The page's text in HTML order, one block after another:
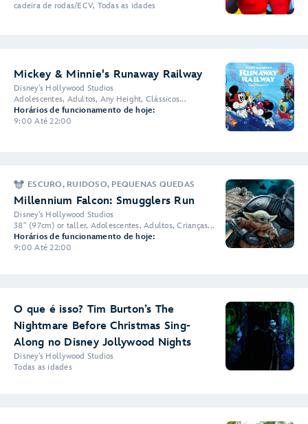
cadeira de rodas/ECV, Todas as idades
Mickey & Minnie's Runaway Railway
Disney's Hollywood Studios
Adolescentes, Adultos, Any Height, Clássicos...
Horários de funcionamento de hoje:
9:00 Até 22:00
ESCURO, RUIDOSO, PEQUENAS QUEDAS
Millennium Falcon: Smugglers Run
Disney's Hollywood Studios
38" (97cm) or taller, Adolescentes, Adultos, Crianças...
Horários de funcionamento de hoje:
9:00 Até 22:00
O que é isso? Tim Burton’s The
Nightmare Before Christmas Sing-
Along no Disney Jollywood Nights
Disney's Hollywood Studios
Todas as idades